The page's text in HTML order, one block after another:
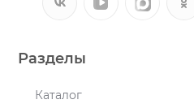
Разделы
Каталог